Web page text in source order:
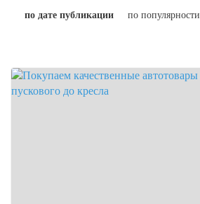
по дате публикации по популярности